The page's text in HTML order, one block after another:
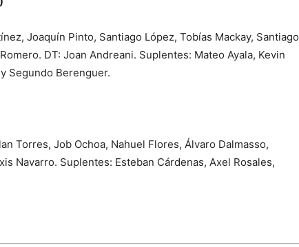
Joaquín Pinto, Santiago López, Tobías Mackay, Santiago
DT: Joan Andreani. Suplentes: Mateo Ayala, Kevin
Segundo Berenguer.
Torres, Job Ochoa, Nahuel Flores, Álvaro Dalmasso,
Navarro. Suplentes: Esteban Cárdenas, Axel Rosales,